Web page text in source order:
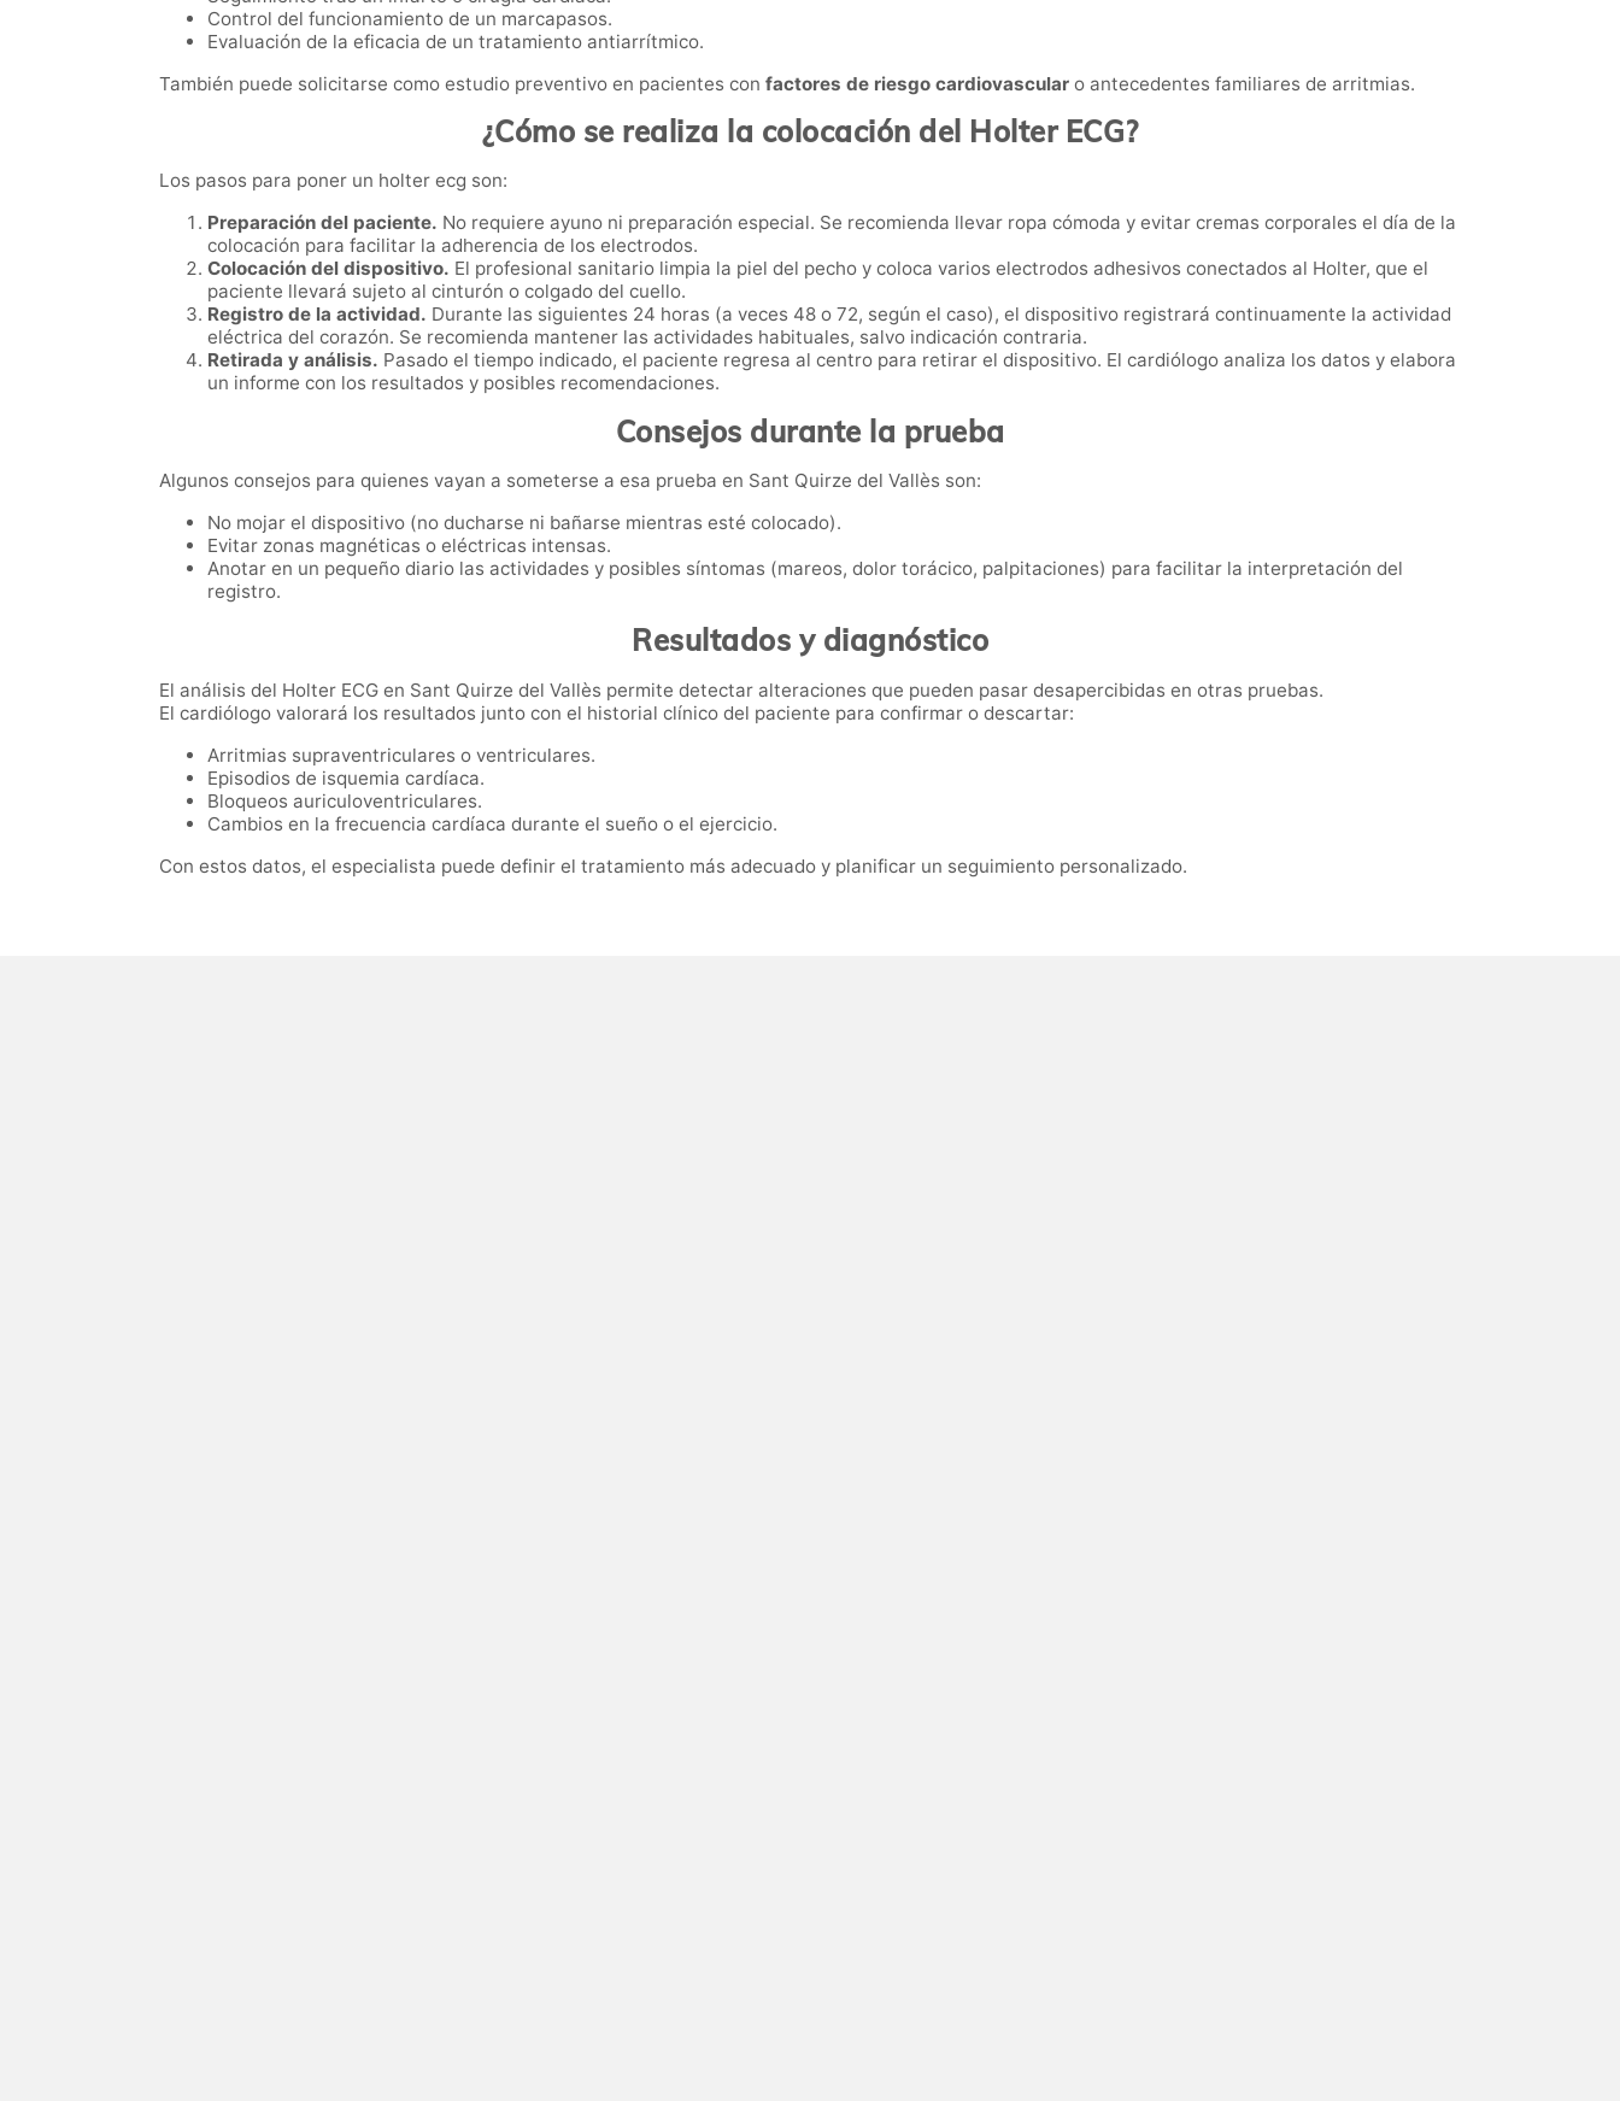
Control del funcionamiento de un marcapasos.
Evaluación de la eficacia de un tratamiento antiarrítmico.
También puede solicitarse como estudio preventivo en pacientes con factores de riesgo cardiovascular o antecedentes familiares de arritmias.
¿Cómo se realiza la colocación del Holter ECG?
Los pasos para poner un holter ecg son:
Preparación del paciente. No requiere ayuno ni preparación especial. Se recomienda llevar ropa cómoda y evitar cremas corporales el día de la
colocación para facilitar la adherencia de los electrodos.
Colocación del dispositivo. El profesional sanitario limpia la piel del pecho y coloca varios electrodos adhesivos conectados al Holter, que el
paciente llevará sujeto al cinturón o colgado del cuello.
Registro de la actividad. Durante las siguientes 24 horas (a veces 48 o 72, según el caso), el dispositivo registrará continuamente la actividad
eléctrica del corazón. Se recomienda mantener las actividades habituales, salvo indicación contraria.
Retirada y análisis. Pasado el tiempo indicado, el paciente regresa al centro para retirar el dispositivo. El cardiólogo analiza los datos y elabora
un informe con los resultados y posibles recomendaciones.
Consejos durante la prueba
Algunos consejos para quienes vayan a someterse a esa prueba en Sant Quirze del Vallès son:
No mojar el dispositivo (no ducharse ni bañarse mientras esté colocado).
Evitar zonas magnéticas o eléctricas intensas.
Anotar en un pequeño diario las actividades y posibles síntomas (mareos, dolor torácico, palpitaciones) para facilitar la interpretación del
registro.
Resultados y diagnóstico
El análisis del Holter ECG en Sant Quirze del Vallès permite detectar alteraciones que pueden pasar desapercibidas en otras pruebas.
El cardiólogo valorará los resultados junto con el historial clínico del paciente para confirmar o descartar:
Arritmias supraventriculares o ventriculares.
Episodios de isquemia cardíaca.
Bloqueos auriculoventriculares.
Cambios en la frecuencia cardíaca durante el sueño o el ejercicio.
Con estos datos, el especialista puede definir el tratamiento más adecuado y planificar un seguimiento personalizado.